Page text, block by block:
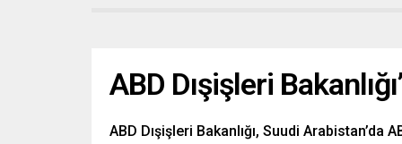
ABD Dışişleri
ABD Dışişleri Bakanlığı, Suudi